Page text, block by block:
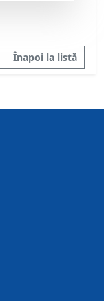
Înapoi la listă